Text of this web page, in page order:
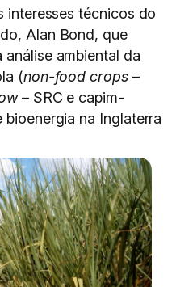
interesses técnicos do
Alan Bond, que
ambiental da
(non-food crops –
– SRC e capim-
na Inglaterra